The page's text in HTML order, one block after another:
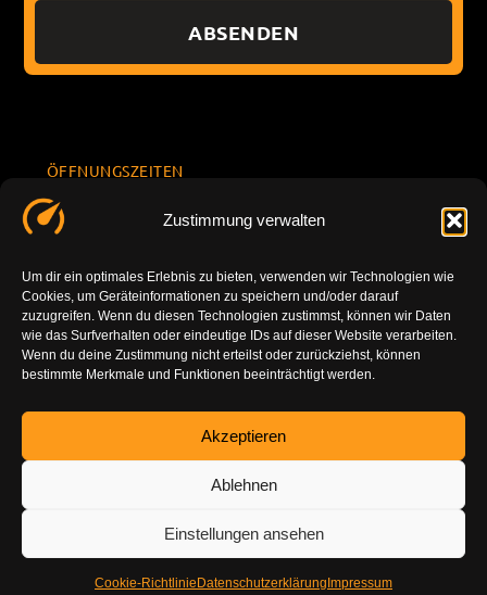
Zustimmung verwalten
Um dir ein optimales Erlebnis zu bieten, verwenden wir Technologien wie
Cookies, um Geräteinformationen zu speichern und/oder darauf
zuzugreifen. Wenn du diesen Technologien zustimmst, können wir Daten
wie das Surfverhalten oder eindeutige IDs auf dieser Website verarbeiten.
Wenn du deine Zustimmung nicht erteilst oder zurückziehst, können
bestimmte Merkmale und Funktionen beeinträchtigt werden.
Akzeptieren
Ablehnen
Einstellungen ansehen
Cookie-Richtlinie Datenschutzerklärung Impressum
ABSENDEN
ÖFFNUNGSZEITEN
Sa. 10.00 -
14.00
So.
geschlossen
INFORMATION
7777801
info@tuning-
vor-ort.com
DE-86179
g
Impressu
m